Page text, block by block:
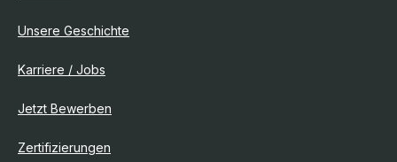
Unsere Geschichte
Karriere / Jobs
Jetzt Bewerben
Zertifizierungen